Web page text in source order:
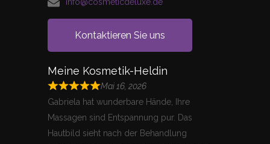
Kontaktieren Sie uns
Meine Kosmetik-Heldin
Mai 16, 2026
Gabriela hat wunderbare Hände, Ihre
Massagen sind Entspannung pur. Das
Hautbild sieht nach der Behandlung